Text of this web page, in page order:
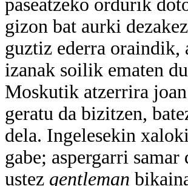
paseatzeko ordurik
gizon bat aurki
guztiz ederra
izanak soilik ematen
Moskutik atzerrira joan
geratu da bizitzen,
dela. Ingelesekin
gabe; aspergarri
ustez gentleman